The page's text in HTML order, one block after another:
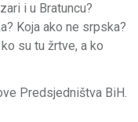
i u Bratuncu?
Koja ako ne srpska?
su tu žrtve, a ko
Predsjedništva BiH.